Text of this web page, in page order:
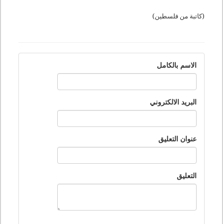
(كاتبة من فلسطين)
الاسم بالكامل
البريد الالكتروني
عنوان التعليق
التعليق